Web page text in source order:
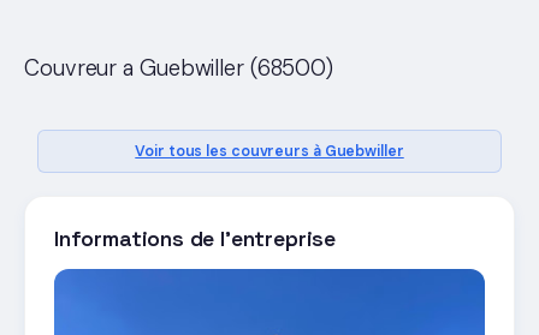
Couvreur a Guebwiller (68500)
Voir tous les couvreurs à Guebwiller
Informations de l'entreprise